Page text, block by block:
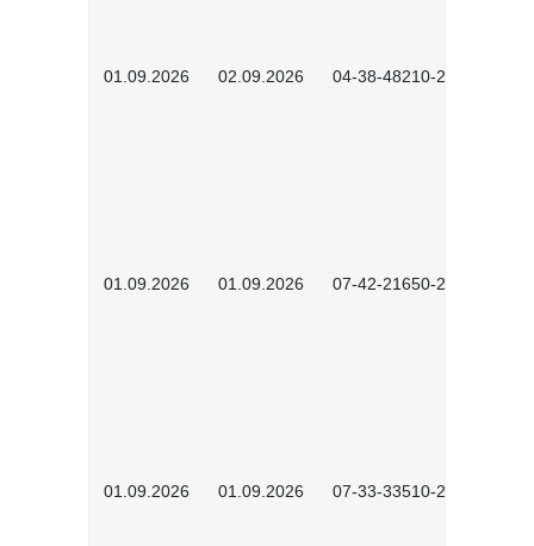
01.09.2026 02.09.2026 04-38-48210-2601
01.09.2026 01.09.2026 07-42-21650-2601
01.09.2026 01.09.2026 07-33-33510-2601